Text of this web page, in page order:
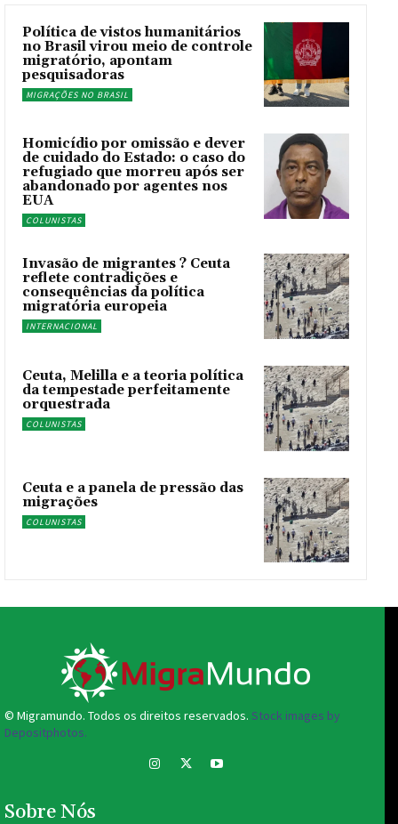
Política de vistos humanitários
no Brasil virou meio de controle
migratório, apontam
pesquisadoras
MIGRAÇÕES NO BRASIL
Homicídio por omissão e dever
de cuidado do Estado: o caso do
refugiado que morreu após ser
abandonado por agentes nos
EUA
COLUNISTAS
Invasão de migrantes ? Ceuta
reflete contradições e
consequências da política
migratória europeia
INTERNACIONAL
Ceuta, Melilla e a teoria política
da tempestade perfeitamente
orquestrada
COLUNISTAS
Ceuta e a panela de pressão das
migrações
COLUNISTAS
© Migramundo. Todos os direitos reservados. Stock images by
Depositphotos.
Sobre Nós